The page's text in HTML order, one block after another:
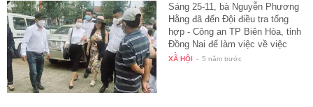
Sáng 25-11, bà Nguyễn Phương
Hằng đã đến Đội điều tra tổng
hợp - Công an TP Biên Hòa, tỉnh
Đồng Nai để làm việc về việc
tố…
XÃ HỘI - 5 năm trước